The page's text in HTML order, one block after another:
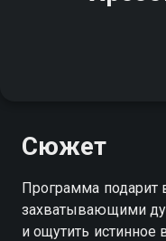
Сюжет
Программа подарит
захватывающими
и ощутить истинное